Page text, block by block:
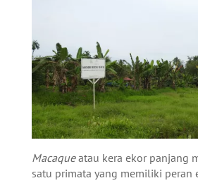
Macaqueatau kera ekor panjang
satu primata yang memiliki peran